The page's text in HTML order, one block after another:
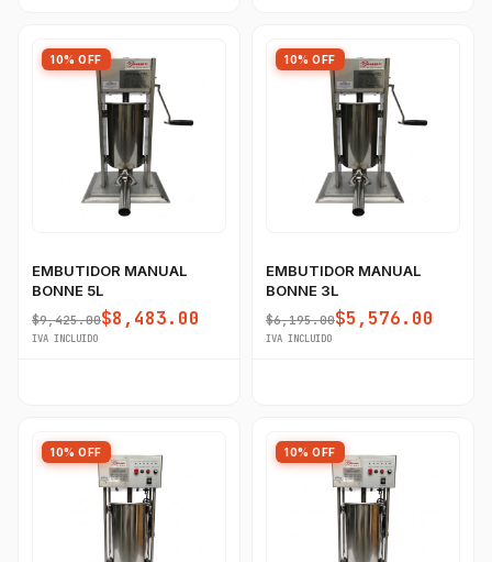
10% OFF
EMBUTIDOR MANUAL
BONNE 5L
$9,425.00$8,483.00
IVA INCLUIDO
10% OFF
EMBUTIDOR MANUAL
BONNE 3L
$6,195.00$5,576.00
IVA INCLUIDO
10% OFF 10% OFF